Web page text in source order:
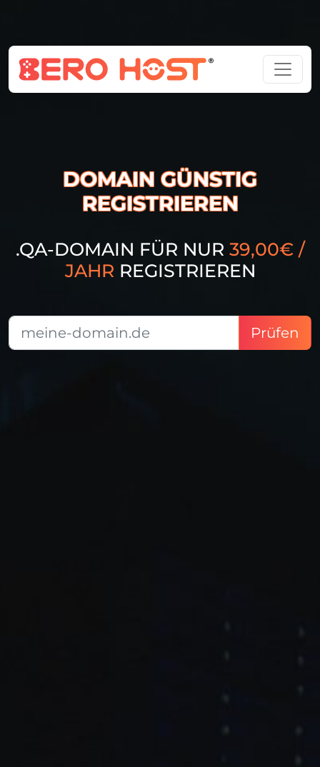
DOMAIN GÜNSTIG
REGISTRIEREN
.QA-DOMAIN FÜR NUR 39,00€ /
JAHR REGISTRIEREN
Prüfen